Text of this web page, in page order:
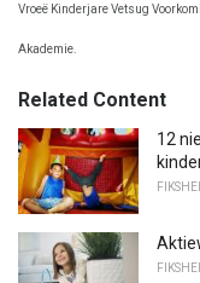
Vroeë Kinderjare Vetsug
Akademie.
Related Content
12